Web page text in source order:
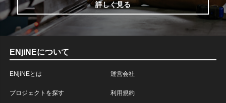
詳しく見る
ENjiNEについて
ENjiNEとは
プロジェクトを探す
運営会社
利用規約